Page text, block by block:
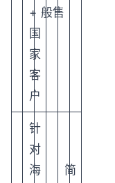
+
国
家
客
户
般售
针
对
海
简